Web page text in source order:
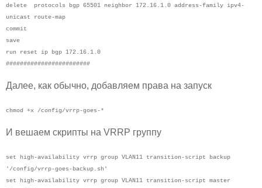
delete protocols bgp 65501 neighbor 172.16.1.0 address-family ipv4-
unicast route-map
commit
save
run reset ip bgp 172.16.1.0
########################
Далее, как обычно, добавляем права на запуск
chmod +x /config/vrrp-goes-*
И вешаем скрипты на VRRP группу
set high-availability vrrp group VLAN11 transition-script backup
'/config/vrrp-goes-backup.sh'
set high-availability vrrp group VLAN11 transition-script master